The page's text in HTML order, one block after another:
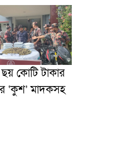
ছয় কোটি টাকার
‘কুশ’ মাদকসহ